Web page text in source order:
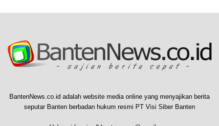
BantenNews.co.id adalah website media online yang menyajikan berita
seputar Banten berbadan hukum resmi PT Visi Siber Banten